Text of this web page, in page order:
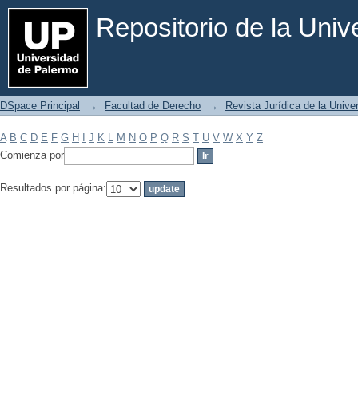
Repositorio de la
Filtrar por: Materia
DSpace Principal → Facultad de Derecho → Revista Jurídica de la
A B C D E F G H J K L M N O P Q R S T U V W X Y Z
Comienza por
Resultados por página: